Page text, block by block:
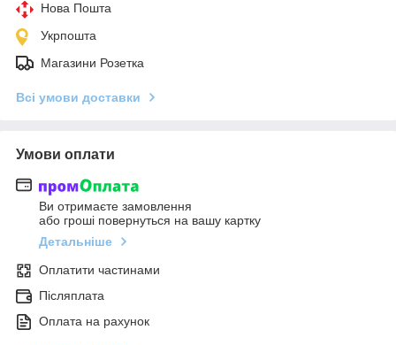
Нова Пошта
Укрпошта
Магазини Розетка
Всі умови доставки
Умови оплати
Ви отримаєте замовлення
або гроші повернуться на вашу картку
Детальніше
Оплатити частинами
Післяплата
Оплата на рахунок